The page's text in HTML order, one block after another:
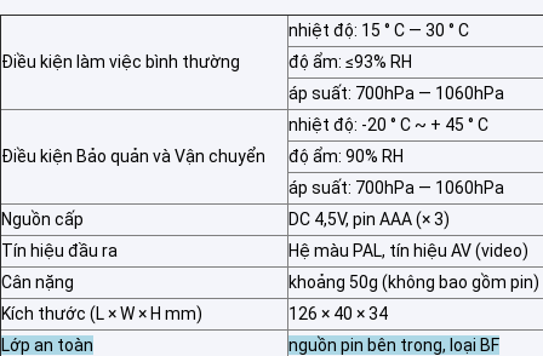
Điều kiện làm việc bình thường
nhiệt độ: 15 ° C — 30 ° C
độ ẩm: ≤93% RH
áp suất: 700hPa — 1060hPa
Điều kiện Bảo quản và Vận chuyển
nhiệt độ: -20 ° C ~ + 45 ° C
độ ẩm: 90% RH
áp suất: 700hPa — 1060hPa
Nguồn cấp
DC 4,5V, pin AAA (× 3)
Tín hiệu đầu ra
Hệ màu PAL, tín hiệu AV (video)
Cân nặng
khoảng 50g (không bao gồm pin)
Kích thước (L × W × H mm)
126 × 40 × 34
Lớp an toàn
nguồn pin bên trong, loại BF